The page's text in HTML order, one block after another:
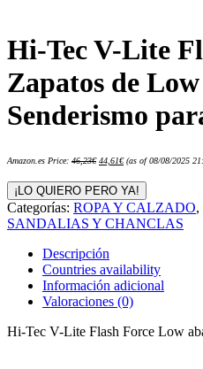
Hi-Tec V-Lite
Zapatos de
Senderismo
Amazon.es Price: 46,23€ precio
era:
46,23€.
44,61€precio
es:
44,61€.
(as of 08/08/2025
¡LO QUIERO PERO YA!
Categorías: ROPA Y CALZADO,
SANDALIAS Y CHANCLAS
Descripción
Countries availability
Información adicional
Valoraciones (0)
Hi-Tec V-Lite Flash Force Low